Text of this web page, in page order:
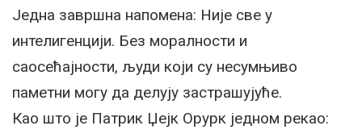
Једна завршна напомена: Није све у
интелигенцији. Без моралности и
саосећајности, људи који су несумњиво
паметни могу да делују застрашујуће.
Као што је Патрик Џејк Орурк једном рекао: